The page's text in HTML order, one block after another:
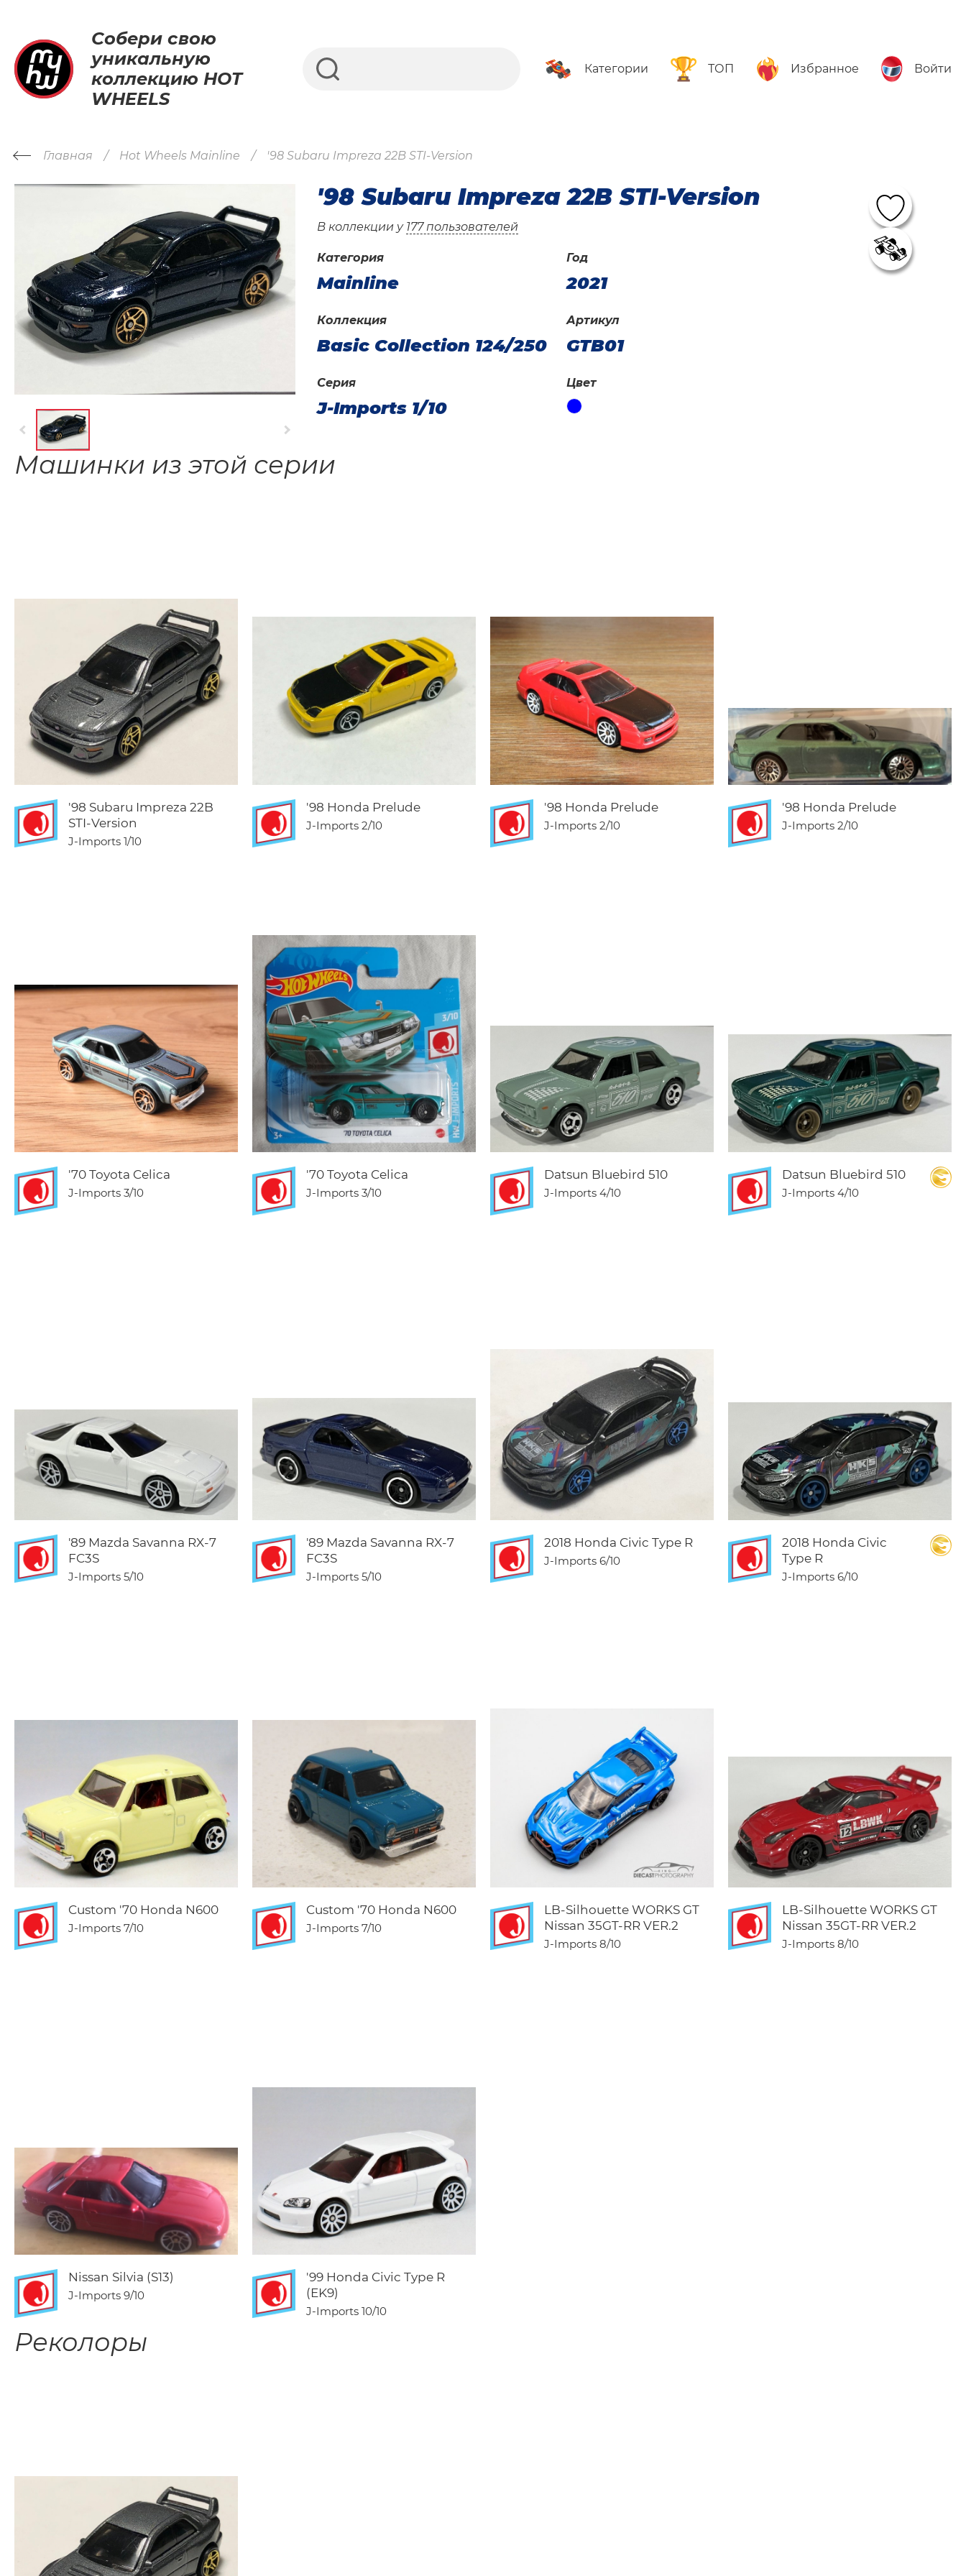
Собери свою
уникальную
коллекцию HOT
WHEELS
Категории ТОП Избранное Войти
Главная Hot Wheels Mainline '98 Subaru Impreza 22B STI-Version
'98 Subaru Impreza 22B STI-Version
В коллекции у 177 пользователей
Категория
Mainline
Год
2021
Коллекция
Basic Collection 124/250
Артикул
GTB01
Серия
J-Imports 1/10
Цвет
Машинки из этой серии
'98 Subaru Impreza 22B
STI-Version
J-Imports 1/10
'98 Honda Prelude
J-Imports 2/10
'98 Honda Prelude
J-Imports 2/10
'98 Honda Prelude
J-Imports 2/10
'70 Toyota Celica
J-Imports 3/10
'70 Toyota Celica
J-Imports 3/10
Datsun Bluebird 510
J-Imports 4/10
Datsun Bluebird 510
J-Imports 4/10
'89 Mazda Savanna RX-7
FC3S
J-Imports 5/10
'89 Mazda Savanna RX-7
FC3S
J-Imports 5/10
2018 Honda Civic Type R
J-Imports 6/10
2018 Honda Civic
Type R
J-Imports 6/10
Custom '70 Honda N600
J-Imports 7/10
Custom '70 Honda N600
J-Imports 7/10
LB-Silhouette WORKS GT
Nissan 35GT-RR VER.2
J-Imports 8/10
LB-Silhouette WORKS GT
Nissan 35GT-RR VER.2
J-Imports 8/10
Nissan Silvia (S13)
J-Imports 9/10
'99 Honda Civic Type R
(EK9)
J-Imports 10/10
Реколоры